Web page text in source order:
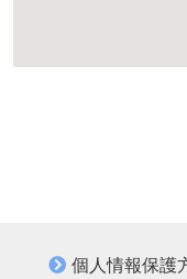
個人情報保護